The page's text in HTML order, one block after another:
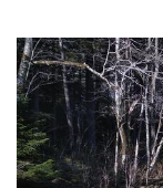
Image